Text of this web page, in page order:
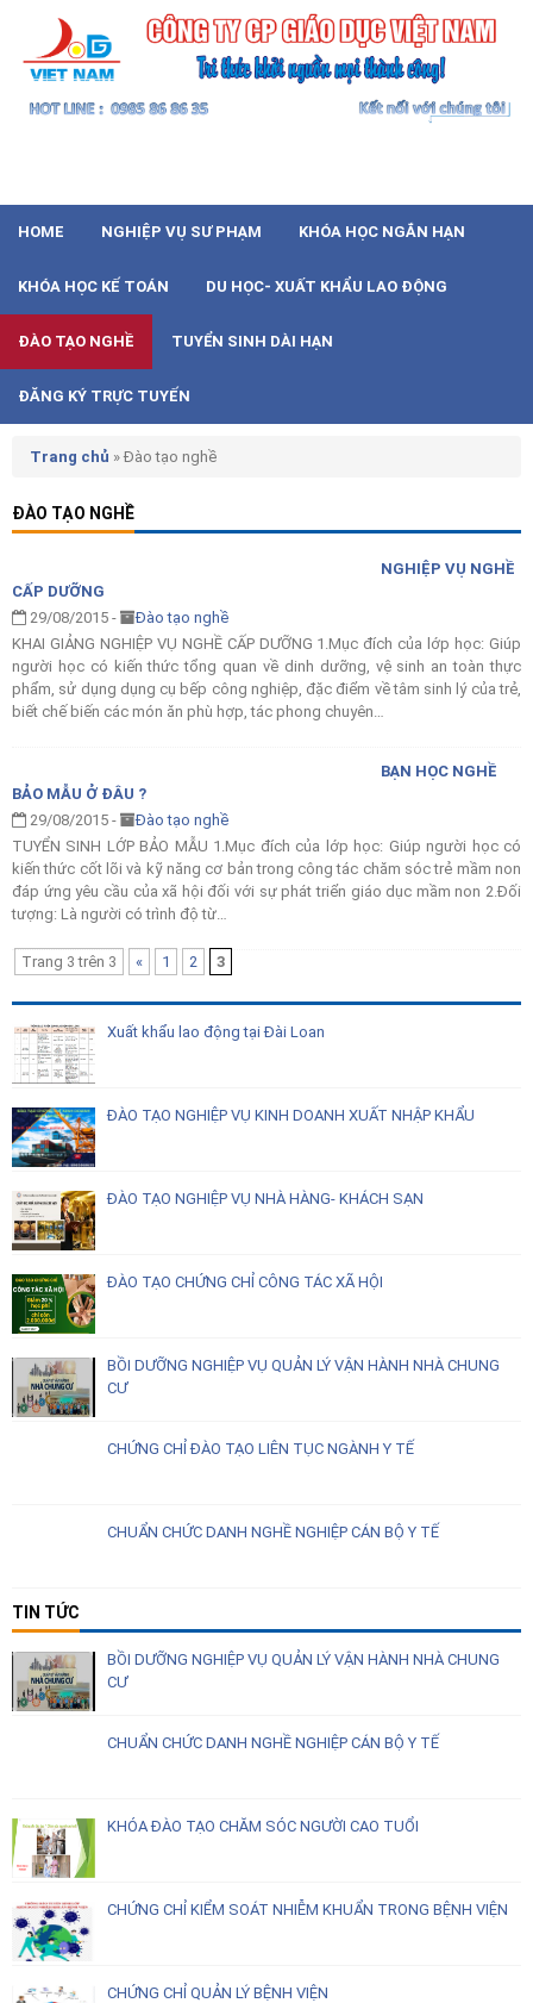
HOME NGHIỆP VỤ SƯ PHẠM KHÓA HỌC NGẮN HẠN
KHÓA HỌC KẾ TOÁN DU HỌC- XUẤT KHẨU LAO ĐỘNG
ĐÀO TẠO NGHỀ TUYỂN SINH DÀI HẠN
ĐĂNG KÝ TRỰC TUYẾN
Trang chủ »Đào tạo nghề
ĐÀO TẠO NGHỀ
NGHIỆP VỤ NGHỀ
CẤP DƯỠNG
29/08/2015 -
Đào tạo nghề
KHAI GIẢNG NGHIỆP VỤ NGHỀ CẤP DƯỠNG 1.Mục đích của lớp học: Giúp
người học có kiến thức tổng quan về dinh dưỡng, vệ sinh an toàn thực
phẩm, sử dụng dụng cụ bếp công nghiệp, đặc điểm về tâm sinh lý của trẻ,
biết chế biến các món ăn phù hợp, tác phong chuyên…
BẠN HỌC NGHỀ
BẢO MẪU Ở ĐÂU ?
29/08/2015 -
Đào tạo nghề
TUYỂN SINH LỚP BẢO MẪU 1.Mục đích của lớp học: Giúp người học có
kiến thức cốt lõi và kỹ năng cơ bản trong công tác chăm sóc trẻ mầm non
đáp ứng yêu cầu của xã hội đối với sự phát triển giáo dục mầm non 2.Đối
tượng: Là người có trình độ từ…
Trang 3 trên 3 « 1 2 3
Xuất khẩu lao động tại Đài Loan
ĐÀO TẠO NGHIỆP VỤ KINH DOANH XUẤT NHẬP KHẨU
ĐÀO TẠO NGHIỆP VỤ NHÀ HÀNG- KHÁCH SẠN
ĐÀO TẠO CHỨNG CHỈ CÔNG TÁC XÃ HỘI
BỒI DƯỠNG NGHIỆP VỤ QUẢN LÝ VẬN HÀNH NHÀ CHUNG
CƯ
CHỨNG CHỈ ĐÀO TẠO LIÊN TỤC NGÀNH Y TẾ
CHUẨN CHỨC DANH NGHỀ NGHIỆP CÁN BỘ Y TẾ
TIN TỨC
BỒI DƯỠNG NGHIỆP VỤ QUẢN LÝ VẬN HÀNH NHÀ CHUNG
CƯ
CHUẨN CHỨC DANH NGHỀ NGHIỆP CÁN BỘ Y TẾ
KHÓA ĐÀO TẠO CHĂM SÓC NGƯỜI CAO TUỔI
CHỨNG CHỈ KIỂM SOÁT NHIỄM KHUẨN TRONG BỆNH VIỆN
CHỨNG CHỈ QUẢN LÝ BỆNH VIỆN